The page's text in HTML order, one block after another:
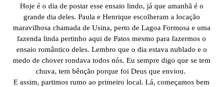
Hoje é o dia de postar esse ensaio lindo, já que amanhã é o
grande dia deles. Paula e Henrique escolheram a locação
maravilhosa chamada de Usina, perto de Lagoa Formosa e uma
fazenda linda pertinho aqui de Patos mesmo para fazermos o
ensaio romântico deles. Lembro que o dia estava nublado e o
medo de chover rondava todos nós. Eu sempre digo que se tem
chuva, tem bênção porque foi Deus que enviou.
E assim, partimos rumo ao primeiro local. Lá, começamos bem